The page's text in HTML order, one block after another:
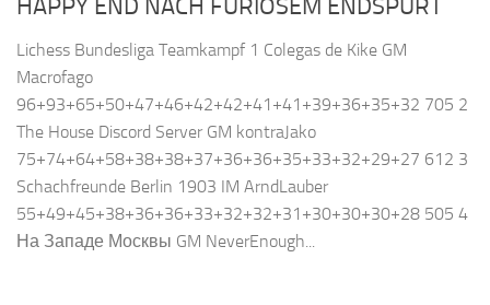
HAPPY END NACH FURIOSEM ENDSPURT
Lichess Bundesliga Teamkampf 1 Colegas de Kike GM
Macrofago
96+93+65+50+47+46+42+42+41+41+39+36+35+32 705 2
The House Discord Server GM kontraJako
75+74+64+58+38+38+37+36+36+35+33+32+29+27 612 3
Schachfreunde Berlin 1903 IM ArndLauber
55+49+45+38+36+36+33+32+32+31+30+30+30+28 505 4
На Западе Москвы GM NeverEnough...